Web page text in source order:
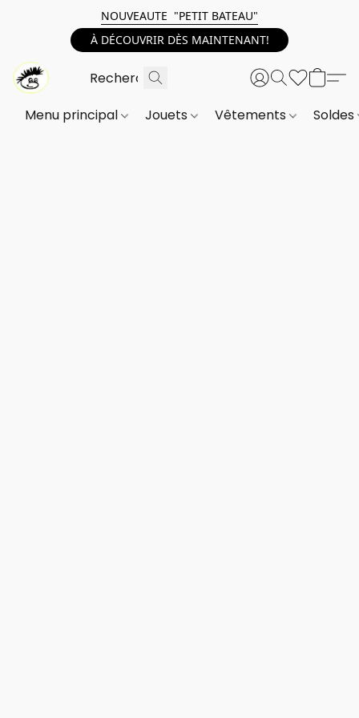
NOUVEAUTE "PETIT BATEAU"
À DÉCOUVRIR DÈS MAINTENANT!
Menu principal Jouets Vêtements Soldes